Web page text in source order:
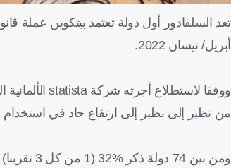
تعد السلفادور أول دولة تعتمد بيتكوين عملة
أبريل/ نيسان 2022
.
ووفقا لاستطلاع أجرته شركة statista
من نظير إلى نظير إلى ارتفاع حاد في استخدام
ومن بين 74 دولة ذكر 32% (1 من كل 3 تقريبا) من النيجيريين المشاركين في الاستطلاع أنهم استخدموا أو امتلكوا عملة مشفرة.